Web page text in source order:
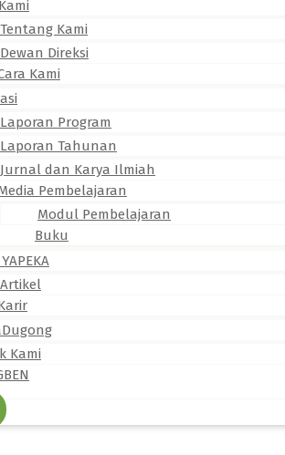
Tentang Kami
Dewan Direksi
Kami
Laporan Program
Laporan Tahunan
Jurnal dan Karya Ilmiah
Pembelajaran
Modul Pembelajaran
Buku
Artikel
Kami
EN